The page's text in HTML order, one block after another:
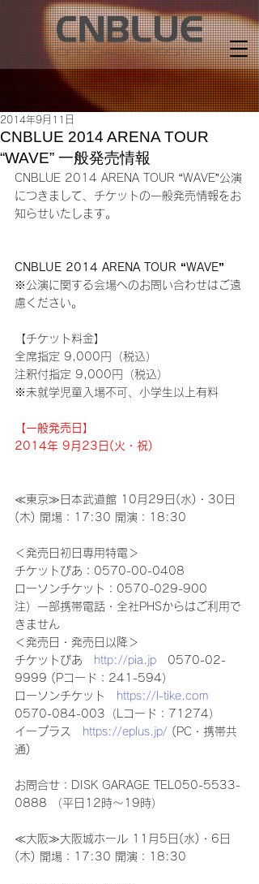
CNBLUE 2014 ARENA TOUR
“WAVE” 一般発売情報
2014年9月11日
CNBLUE 2014 ARENA TOUR “WAVE”公演
につきまして、チケットの一般発売情報をお
知らせいたします。
CNBLUE 2014 ARENA TOUR “WAVE”
※公演に関する会場へのお問い合わせはご遠
慮ください。
【チケット料金】
全席指定 9,000円（税込）
注釈付指定 9,000円（税込）
※未就学児童入場不可、小学生以上有料
【一般発売日】
2014年 9月23日(火・祝)
≪東京≫日本武道館 10月29日(水)・30日
(木) 開場：17:30 開演：18:30
＜発売日初日専用特電＞
チケットぴあ：0570-00-0408
ローソンチケット：0570-029-900
注）一部携帯電話・全社PHSからはご利用で
きません
＜発売日・発売日以降＞
チケットぴあ http://pia.jp 0570-02-
9999 (Pコード：241-594）
ローソンチケット https://l-tike.com
0570-084-003（Lコード：71274）
イープラス https://eplus.jp/ (PC・携帯共
通)
お問合せ：DISK GARAGE TEL050-5533-
0888 （平日12時～19時）
≪大阪≫大阪城ホール 11月5日(水)・6日
(木) 開場：17:30 開演：18:30